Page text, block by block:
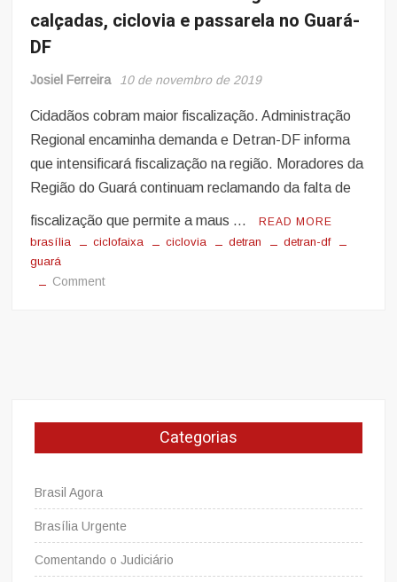
calçadas, ciclovia e passarela no Guará-
DF
Josiel Ferreira 10 de novembro de 2019
Cidadãos cobram maior fiscalização. Administração
Regional encaminha demanda e Detran-DF informa
que intensificará fiscalização na região. Moradores da
Região do Guará continuam reclamando da falta de
fiscalização que permite a maus … READ MORE
brasília ciclofaixa ciclovia detran
detran-df
guará
Commenton
e
passarelaCategorias
Brasil Agora
Brasília Urgente
Comentando o Judiciário